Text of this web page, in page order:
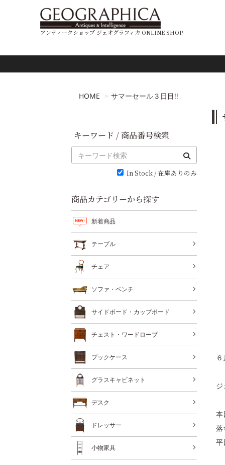
アンティークショップ ジェオグラフィカ ONLINE SHOP
HOME サマーセール３日目!!
本
落
平
キーワード / 商品番号検索
In Stock / 在庫ありのみ
商品カテゴリーから探す
新着商品
テーブル
チェア
ソファ・ベンチ
サイドボード・カップボード
チェスト・ワードローブ
ブックケース
グラスキャビネット
デスク
ドレッサー
小物家具